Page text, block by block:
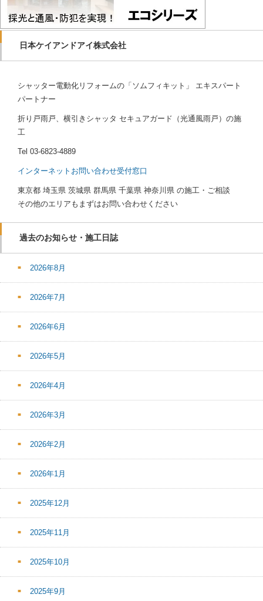
日本ケイアンドアイ株式会社
シャッター電動化リフォームの「ソムフィキット」 エキスパート
パートナー
折り戸雨戸、横引きシャッタ セキュアガード（光通風雨戸）の施
工
Tel 03-6823-4889
インターネットお問い合わせ受付窓口
東京都 埼玉県 茨城県 群馬県 千葉県 神奈川県 の施工・ご相談
その他のエリアもまずはお問い合わせください
過去のお知らせ・施工日誌
2026年8月
2026年7月
2026年6月
2026年5月
2026年4月
2026年3月
2026年2月
2026年1月
2025年12月
2025年11月
2025年10月
2025年9月